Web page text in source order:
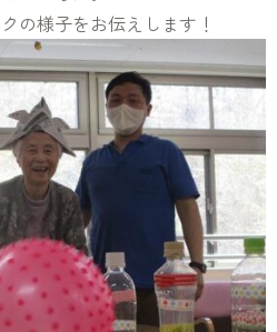
の様子をお伝えします！